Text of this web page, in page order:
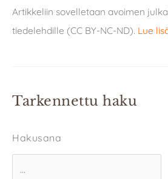
Artikkeliin sovelletaan avoimen
tiedelehdille (CC BY-NC-ND). Lue
Tarkennettu haku
Hakusana